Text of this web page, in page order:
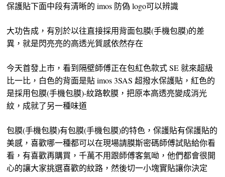
保護貼下面中段有清晰的 imos 防偽 logo可以辨識
大功告成，有別於以往直接採用背面包膜(手機包膜)的差
異，就是閃亮亮的高透光質感依然存在
今天首發上市，看到隔壁師傅正在包紅色款式 SE 就來超級
比一比，白色的背面是貼 imos 3SAS 超撥水保護貼，紅色的
是採用包膜(手機包膜)-紋路軟膜，把原本高透亮變成消光
紋，成就了另一種味道
包膜(手機包膜)有包膜(手機包膜)的特色，保護貼有保護貼的
美感，喜歡哪一種都可以在現場請膜斯密碼師傅試貼給你看
看，有喜歡再購買，千萬不用跟師傅客氣呦，他們都會很開
心的讓大家挑選喜歡的紋路，然後切一小塊實貼讓你決定